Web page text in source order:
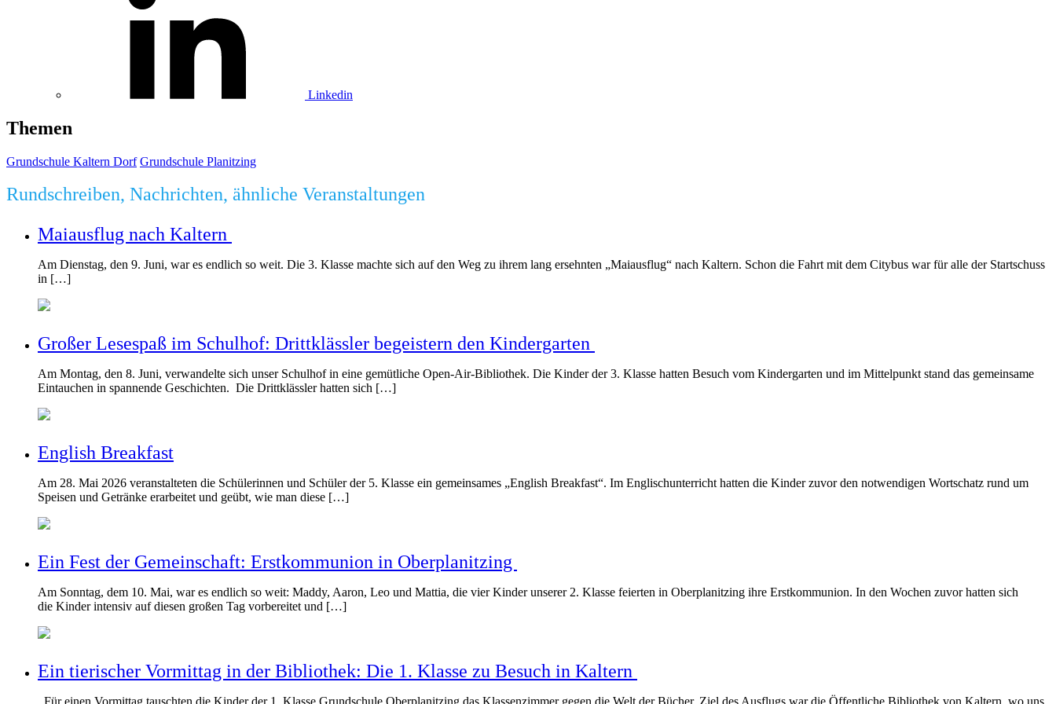
Linkedin
Themen
Grundschule Kaltern Dorf Grundschule Planitzing
Rundschreiben, Nachrichten, ähnliche Veranstaltungen
Maiausflug nach Kaltern
Am Dienstag, den 9. Juni, war es endlich so weit. Die 3. Klasse machte sich auf den Weg zu ihrem lang ersehnten „Maiausflug“ nach Kaltern. Schon die Fahrt mit dem Citybus war für alle der Startschuss
in […]
Großer Lesespaß im Schulhof: Drittklässler begeistern den Kindergarten
Am Montag, den 8. Juni, verwandelte sich unser Schulhof in eine gemütliche Open-Air-Bibliothek. Die Kinder der 3. Klasse hatten Besuch vom Kindergarten und im Mittelpunkt stand das gemeinsame
Eintauchen in spannende Geschichten. Die Drittklässler hatten sich […]
English Breakfast
Am 28. Mai 2026 veranstalteten die Schülerinnen und Schüler der 5. Klasse ein gemeinsames „English Breakfast“. Im Englischunterricht hatten die Kinder zuvor den notwendigen Wortschatz rund um
Speisen und Getränke erarbeitet und geübt, wie man diese […]
Ein Fest der Gemeinschaft: Erstkommunion in Oberplanitzing
Am Sonntag, dem 10. Mai, war es endlich so weit: Maddy, Aaron, Leo und Mattia, die vier Kinder unserer 2. Klasse feierten in Oberplanitzing ihre Erstkommunion. In den Wochen zuvor hatten sich
die Kinder intensiv auf diesen großen Tag vorbereitet und […]
Ein tierischer Vormittag in der Bibliothek: Die 1. Klasse zu Besuch in Kaltern